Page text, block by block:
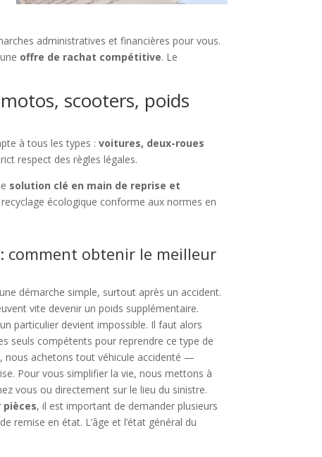
administratives et financières pour vous.
offre de rachat compétitive. Le
scooters, poids
à tous les types :voitures, deux-roues
respect des règles légales.
solution clé en main de reprise et
écologique conforme aux normes en
comment obtenir le meilleur
démarche simple, surtout après un accident.
vite devenir un poids supplémentaire.
particulier devient impossible. Il faut alors
seuls compétents pour reprendre ce type de
, nous achetons tout véhicule accidenté —
Pour vous simplifier la vie, nous mettons à
vous ou directement sur le lieu du sinistre.
pièces, il est important de demander plusieurs
remise en état. L’âge et l’état général du